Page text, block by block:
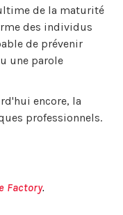
de la maturité
des individus
de prévenir
une parole
encore, la
professionnels.
Factory.